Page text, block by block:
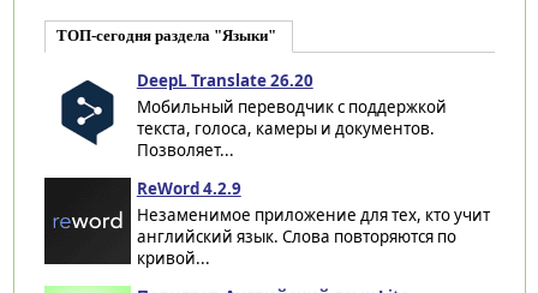
ТОП-сегодня раздела "Языки"
DeepL Translate 26.20
Мобильный переводчик с поддержкой
текста, голоса, камеры и документов.
Позволяет...
ReWord 4.2.9
Незаменимое приложение для тех, кто учит
английский язык. Слова повторяются по
кривой...